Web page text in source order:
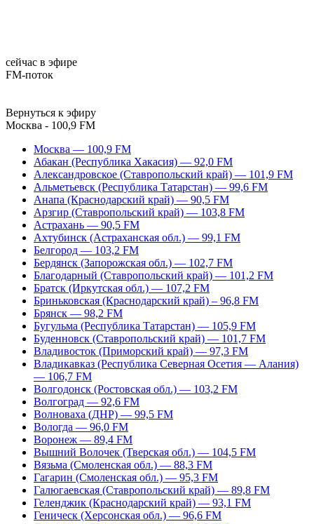
сейчас в эфире
FM-поток
Вернуться к эфиру
Москва - 100,9 FM
Москва — 100,9 FM
Абакан (Республика Хакасия) — 92,0 FM
Александровское (Ставропольский край) — 101,9 FM
Альметьевск (Республика Татарстан) — 99,6 FM
Анапа (Краснодарский край) — 90,5 FM
Арзгир (Ставропольский край) — 103,8 FM
Астрахань — 90,5 FM
Ахтубинск (Астраханская обл.) — 99,1 FM
Белгород — 103,2 FM
Бердянск (Запорожская обл.) — 102,7 FM
Благодарный (Ставропольский край) — 101,2 FM
Братск (Иркутская обл.) — 107,2 FM
Бриньковская (Краснодарский край) – 96,8 FM
Брянск — 98,2 FM
Бугульма (Республика Татарстан) — 105,9 FM
Буденновск (Ставропольский край) — 101,7 FM
Владивосток (Приморский край) — 97,3 FM
Владикавказ (Республика Северная Осетия — Алания)
— 106,7 FM
Волгодонск (Ростовская обл.) — 103,2 FM
Волгоград — 92,6 FM
Волноваха (ДНР) — 99,5 FM
Вологда — 96,0 FM
Воронеж — 89,4 FM
Вышний Волочек (Тверская обл.) — 104,5 FM
Вязьма (Смоленская обл.) — 88,3 FM
Гагарин (Смоленская обл.) — 95,3 FM
Галюгаевская (Ставропольский край) — 89,8 FM
Геленджик (Краснодарский край) — 93,1 FM
Геническ (Херсонская обл.) — 96,6 FM